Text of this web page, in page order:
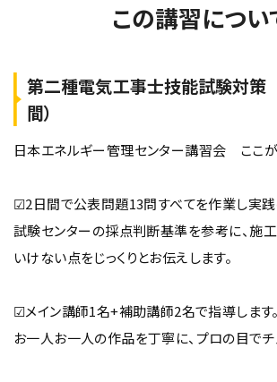
この講習につい
第二種電気工事士技能試験対策
間）
日本エネルギー管理センター講習会 ここが
☑2日間で公表問題13問すべてを作業し実践
試験センターの採点判断基準を参考に、施
いけない点をじっくりとお伝えします。
☑メイン講師1名+補助講師2名で指導します。
お一人お一人の作品を丁寧に、プロの目でチ